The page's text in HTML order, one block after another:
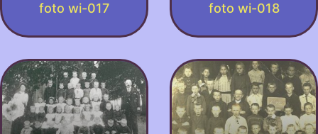
foto wi-017 foto wi-018